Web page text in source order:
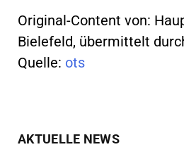
Original-Content von:
Bielefeld, übermittelt
Quelle: ots
AKTUELLE NEWS